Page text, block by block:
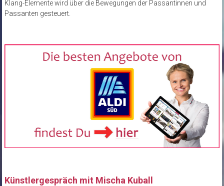
Klang-Elemente wird über die Bewegungen der Passantinnen und
Passanten gesteuert.
Künstlergespräch mit Mischa Kuball